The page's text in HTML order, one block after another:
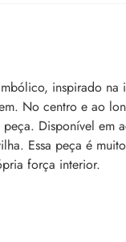
inspirado
No centro e ao
Disponível em
Essa peça é
força interior.